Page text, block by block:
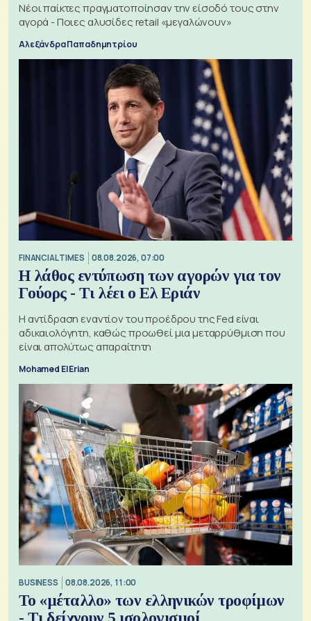
Νέοι παίκτες πραγματοποίησαν την είσοδό τους στην
αγορά - Ποιες αλυσίδες retail «μεγαλώνουν»
Αλεξάνδρα Παπαδημητρίου
FINANCIAL TIMES 08.08.2026, 07:00
Η λάθος εντύπωση των αγορών για τον
Γούορς - Τι λέει ο Ελ Εριάν
Η αντίδραση εναντίον του προέδρου της Fed είναι
αδικαιολόγητη, καθώς προωθεί μια μεταρρύθμιση που
είναι απολύτως απαραίτητη
Mohamed El Erian
BUSINESS 08.08.2026, 11:00
Το «μέταλλο» των ελληνικών τροφίμων